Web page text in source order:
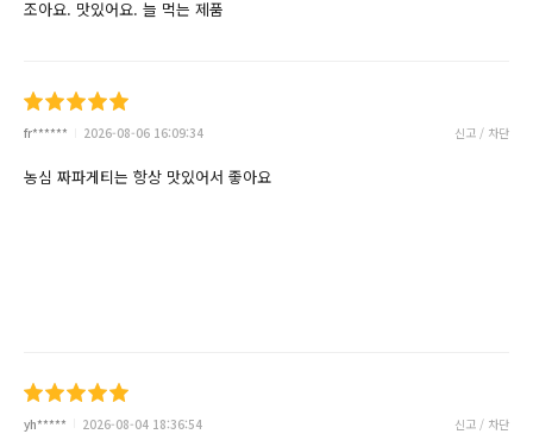
조아요. 맛있어요. 늘 먹는 제품
fr****** 2026-08-06 16:09:34 신고 / 차단
농심 짜파게티는 항상 맛있어서 좋아요
yh***** 2026-08-04 18:36:54 신고 / 차단